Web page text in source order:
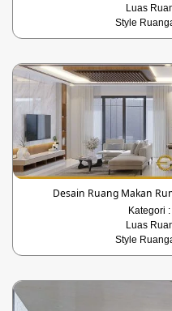
Luas
Style
Desain Ruang Makan
Kategori :
Luas
Style